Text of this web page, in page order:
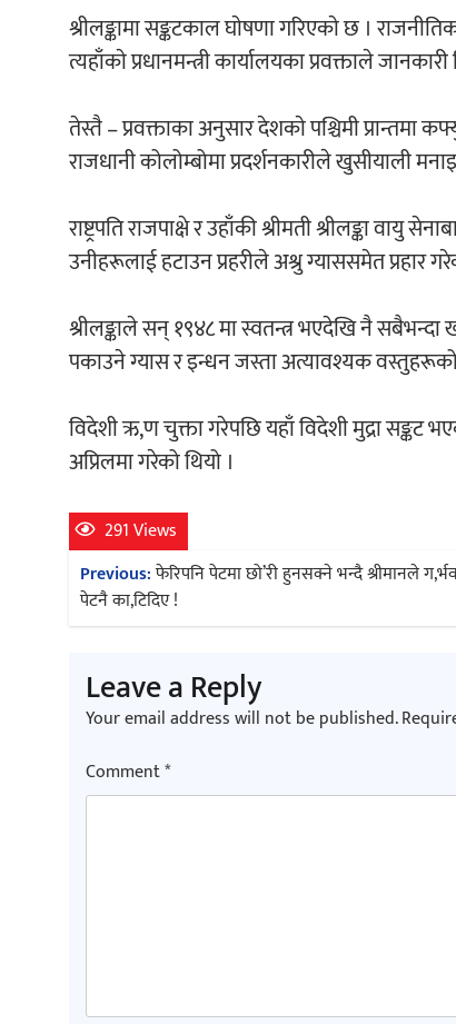
श्रीलङ्कामा सङ्कटकाल घाेषणा गरिएकाे छ ।
त्यहाँकाे प्रधानमन्त्री कार्यालयका प्रवक्ताले
तेस्तै – प्रवक्ताका अनुसार देशकाे पश्चिमी प्रान्तमा
राजधानी कोलोम्बोमा प्रदर्शनकारीले खुसीयाली
राष्ट्रपति राजपाक्षे र उहाँकी श्रीमती श्रीलङ्का
उनीहरूलाई हटाउन प्रहरीले अश्रु ग्याससमेत प्रहार
श्रीलङ्काले सन् १९४८ मा स्वतन्त्र भएदेखि नै
पकाउने ग्यास र इन्धन जस्ता अत्यावश्यक
विदेशी ऋ,ण चुक्ता गरेपछि यहाँ विदेशी मुद्रा सङ्कट
अप्रिलमा गरेको थियो ।
291 Views
Post
navigation
Previous:फेरिपनि पेटमा छो’री हुनसक्ने भन्दै श्रीमानले
पेटनै का,टिदिए !
Leave a Reply
Your email address will not be published.
Comment*